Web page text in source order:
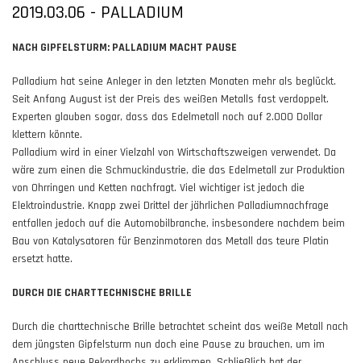
2019.03.06 - PALLADIUM
NACH GIPFELSTURM: PALLADIUM MACHT PAUSE
Palladium hat seine Anleger in den letzten Monaten mehr als beglückt.
Seit Anfang August ist der Preis des weißen Metalls fast verdoppelt.
Experten glauben sogar, dass das Edelmetall noch auf 2.000 Dollar
klettern könnte.
Palladium wird in einer Vielzahl von Wirtschaftszweigen verwendet. Da
wäre zum einen die Schmuckindustrie, die das Edelmetall zur Produktion
von Ohrringen und Ketten nachfragt. Viel wichtiger ist jedoch die
Elektroindustrie. Knapp zwei Drittel der jährlichen Palladiumnachfrage
entfallen jedoch auf die Automobilbranche, insbesondere nachdem beim
Bau von Katalysatoren für Benzinmotoren das Metall das teure Platin
ersetzt hatte.
DURCH DIE CHARTTECHNISCHE BRILLE
Durch die charttechnische Brille betrachtet scheint das weiße Metall nach
dem jüngsten Gipfelsturm nun doch eine Pause zu brauchen, um im